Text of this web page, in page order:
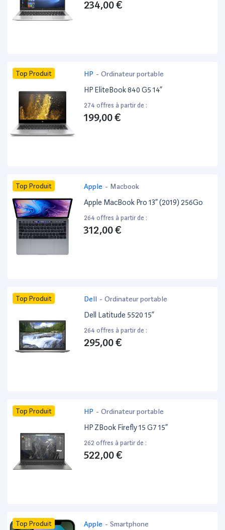
234,00 €
Top Produit HP - Ordinateur portable
HP EliteBook 840 G5 14”
274 offres à partir de :
199,00 €
Top Produit Apple - Macbook
Apple MacBook Pro 13” (2019) 256Go
264 offres à partir de :
312,00 €
Top Produit Dell - Ordinateur portable
Dell Latitude 5520 15”
264 offres à partir de :
295,00 €
Top Produit HP - Ordinateur portable
HP ZBook Firefly 15 G7 15”
262 offres à partir de :
522,00 €
Top Produit Apple - Smartphone